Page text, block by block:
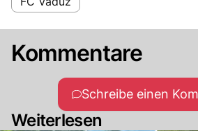
Kommentare
Schreibe einen
Weiterlesen